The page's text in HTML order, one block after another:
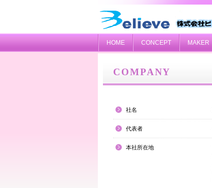
COMPANY
社名
代表者
本社所在地
HOME CONCEPT MAKER